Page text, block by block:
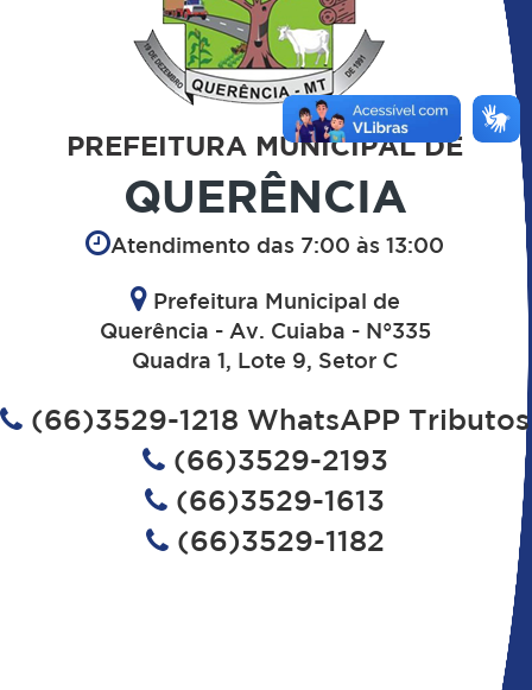
PREFEITURA MUNICIPAL DE
QUERÊNCIA
Atendimento das 7:00 às 13:00
Prefeitura Municipal de
Querência - Av. Cuiaba - N°335
Quadra 1, Lote 9, Setor C
(66)3529-1218 WhatsAPP Tributos
(66)3529-2193
(66)3529-1613
(66)3529-1182